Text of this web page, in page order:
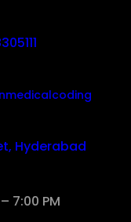
Hyderabad
7:00 PM